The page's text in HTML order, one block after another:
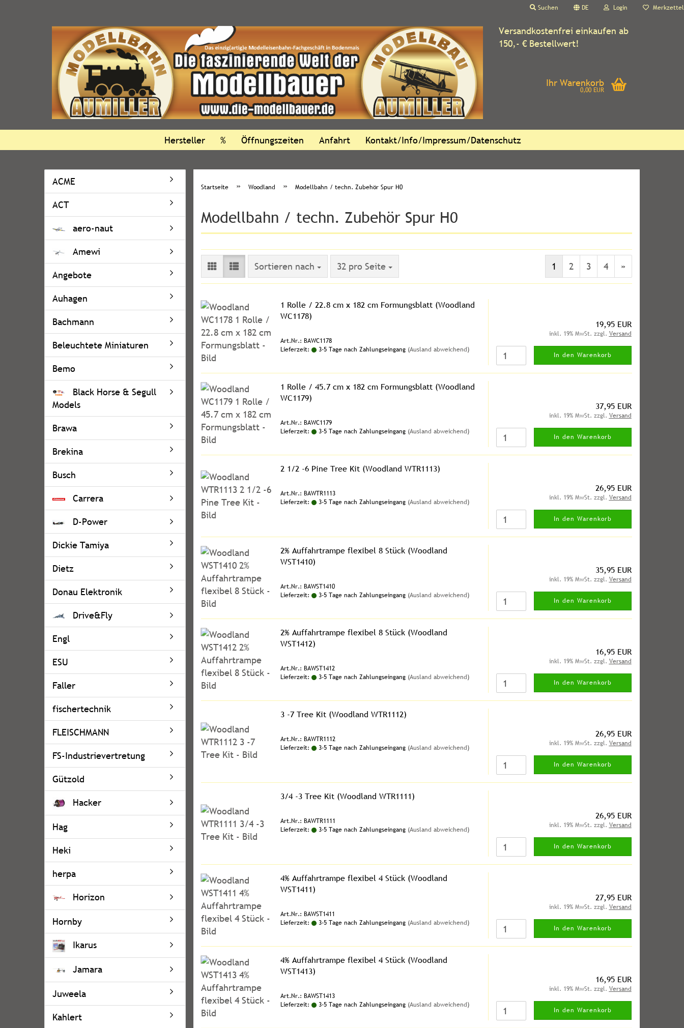
Suchen DE Login Merkzettel
Versandkostenfrei einkaufen ab
150,- € Bestellwert!
Ihr Warenkorb
0,00 EUR
Hersteller % Öffnungszeiten Anfahrt Kontakt/Info/Impressum/Datenschutz
Startseite » Woodland » Modellbahn / techn. Zubehör Spur H0
Modellbahn / techn. Zubehör Spur H0
Sortieren nach
Sortieren nach 32 pro Seite
pro Seite 1 2 3 4 »
1 Rolle / 22.8 cm x 182 cm Formungsblatt (Woodland
WC1178)
Art.Nr.: BAWC1178
Lieferzeit:
3-5 Tage nach Zahlungseingang (Ausland abweichend)
19,95 EUR
inkl. 19% MwSt. zzgl. Versand
In den Warenkorb
1 Rolle / 45.7 cm x 182 cm Formungsblatt (Woodland
WC1179)
Art.Nr.: BAWC1179
Lieferzeit:
3-5 Tage nach Zahlungseingang (Ausland abweichend)
37,95 EUR
inkl. 19% MwSt. zzgl. Versand
In den Warenkorb
2 1/2 -6 Pine Tree Kit (Woodland WTR1113)
Art.Nr.: BAWTR1113
Lieferzeit:
3-5 Tage nach Zahlungseingang (Ausland abweichend)
26,95 EUR
inkl. 19% MwSt. zzgl. Versand
In den Warenkorb
2% Auffahrtrampe flexibel 8 Stück (Woodland
WST1410)
Art.Nr.: BAWST1410
Lieferzeit:
3-5 Tage nach Zahlungseingang (Ausland abweichend)
35,95 EUR
inkl. 19% MwSt. zzgl. Versand
In den Warenkorb
2% Auffahrtrampe flexibel 8 Stück (Woodland
WST1412)
Art.Nr.: BAWST1412
Lieferzeit:
3-5 Tage nach Zahlungseingang (Ausland abweichend)
16,95 EUR
inkl. 19% MwSt. zzgl. Versand
In den Warenkorb
3 -7 Tree Kit (Woodland WTR1112)
Art.Nr.: BAWTR1112
Lieferzeit:
3-5 Tage nach Zahlungseingang (Ausland abweichend)
26,95 EUR
inkl. 19% MwSt. zzgl. Versand
In den Warenkorb
3/4 -3 Tree Kit (Woodland WTR1111)
Art.Nr.: BAWTR1111
Lieferzeit:
3-5 Tage nach Zahlungseingang (Ausland abweichend)
26,95 EUR
inkl. 19% MwSt. zzgl. Versand
In den Warenkorb
4% Auffahrtrampe flexibel 4 Stück (Woodland
WST1411)
Art.Nr.: BAWST1411
Lieferzeit:
3-5 Tage nach Zahlungseingang (Ausland abweichend)
27,95 EUR
inkl. 19% MwSt. zzgl. Versand
In den Warenkorb
4% Auffahrtrampe flexibel 4 Stück (Woodland
WST1413)
Art.Nr.: BAWST1413
Lieferzeit:
3-5 Tage nach Zahlungseingang (Ausland abweichend)
16,95 EUR
inkl. 19% MwSt. zzgl. Versand
In den Warenkorb
ACME
ACT
aero-naut
Amewi
Angebote
Auhagen
Bachmann
Beleuchtete Miniaturen
Bemo
Black Horse & Segull
Models
Brawa
Brekina
Busch
Carrera
D-Power
Dickie Tamiya
Dietz
Donau Elektronik
Drive&Fly
Engl
ESU
Faller
fischertechnik
FLEISCHMANN
FS-Industrievertretung
Gützold
Hacker
Hag
Heki
herpa
Horizon
Hornby
Ikarus
Jamara
Juweela
Kahlert